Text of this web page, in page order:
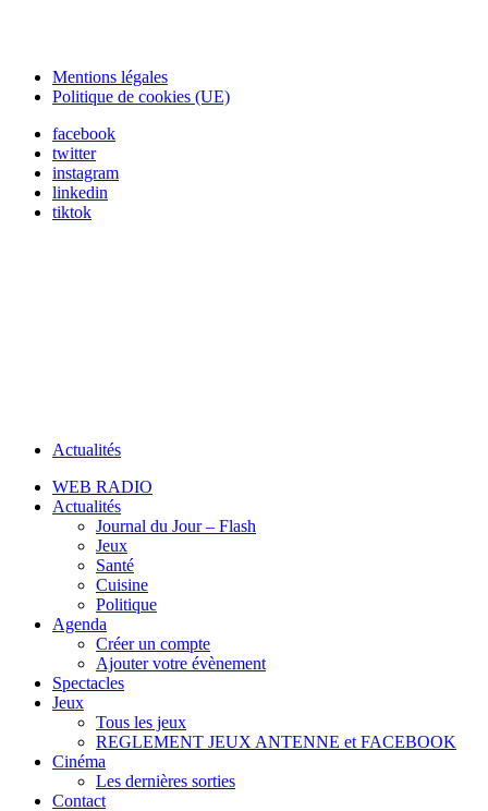
Mentions légales
Politique de cookies (UE)
facebook
twitter
instagram
linkedin
tiktok
Actualités
WEB RADIO
Actualités
Journal du Jour – Flash
Jeux
Santé
Cuisine
Politique
Agenda
Créer un compte
Ajouter votre évènement
Spectacles
Jeux
Tous les jeux
REGLEMENT JEUX ANTENNE et FACEBOOK
Cinéma
Les dernières sorties
Contact